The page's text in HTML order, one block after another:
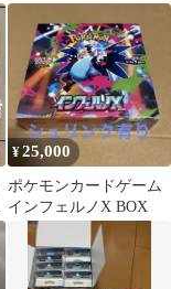
シュリンク付き
¥25,000
ポケモンカードゲーム
インフェルノX BOX